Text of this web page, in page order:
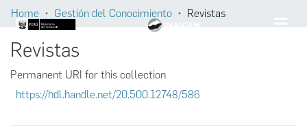
Home Gestión del Conocimiento Revistas
Revistas
Permanent URI for this collection
https://hdl.handle.net/20.500.12748/586